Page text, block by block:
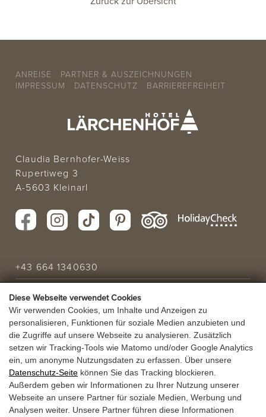
Diese Webseite verwendet Cookies
Wir verwenden Cookies, um Inhalte und Anzeigen zu
personalisieren, Funktionen für soziale Medien anzubieten und
die Zugriffe auf unsere Webseite zu analysieren. Zusätzlich
setzen wir Tracking-Tools wie Matomo und/oder Google Analytics
ein, um anonyme Nutzungsdaten zu erfassen. Über unsere
Datenschutz-Seite können Sie das Tracking blockieren.
Außerdem geben wir Informationen zu Ihrer Nutzung unserer
Webseite an unsere Partner für soziale Medien, Werbung und
Analysen weiter. Unsere Partner führen diese Informationen
ANREISE
PARTNER & AUSZEICHNUNGEN
IMPRESSUM
DATENSCHUTZ BARRIEREFREIHEIT
Claudia Bernhofer-Weiss
Rupertiweg 3
A-5603 Kleinarl
+43 664 1340630
info@laerchenhof.biz
Urlaubsanfrage
URLAUBSANGEBOT
GUTSCHEINE